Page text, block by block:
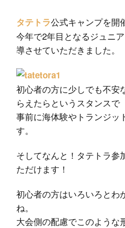
タテトラ公式キャンプを開
今年で2年目となるジュニ
導させていただきました。
初心者の方に少しでも不安
らえたらというスタンスで
事前に海体験やトランジッ
す。
そしてなんと！タテトラ参
ただけます！
初心者の方はいろいろとわ
ね。
大会側の配慮でこのような